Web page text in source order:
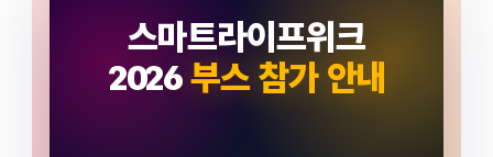
스마트라이프위크
2026부스 참가 안내